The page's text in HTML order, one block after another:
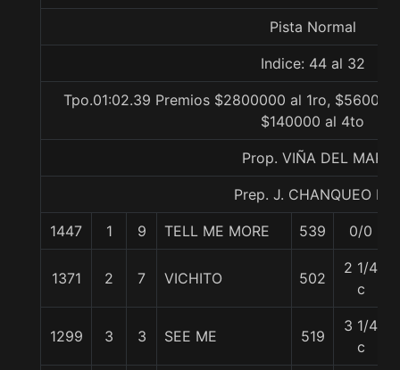
Pista Normal
Indice: 44 al 32
Tpo.01:02.39 Premios $2800000 al 1ro,
$140000 al 4to
Prop. VIÑA DEL MAR
Prep. J. CHANQUEO M.
1447 1 9 TELL ME MORE 539 0/0
1371 2 7 VICHITO 502
2 1/4
c
1299 3 3 SEE ME 519
3 1/4
c